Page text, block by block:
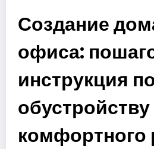
Создание
офиса:
инструкция
обустройству
комфортного